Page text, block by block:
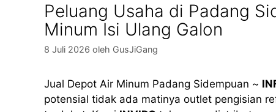
Peluang Usaha di Padang
Minum Isi Ulang Galon
8 Juli 2026 oleh GusJiGang
Jual Depot Air Minum Padang Sidempuan ~
potensial tidak ada matinya outlet pengisian